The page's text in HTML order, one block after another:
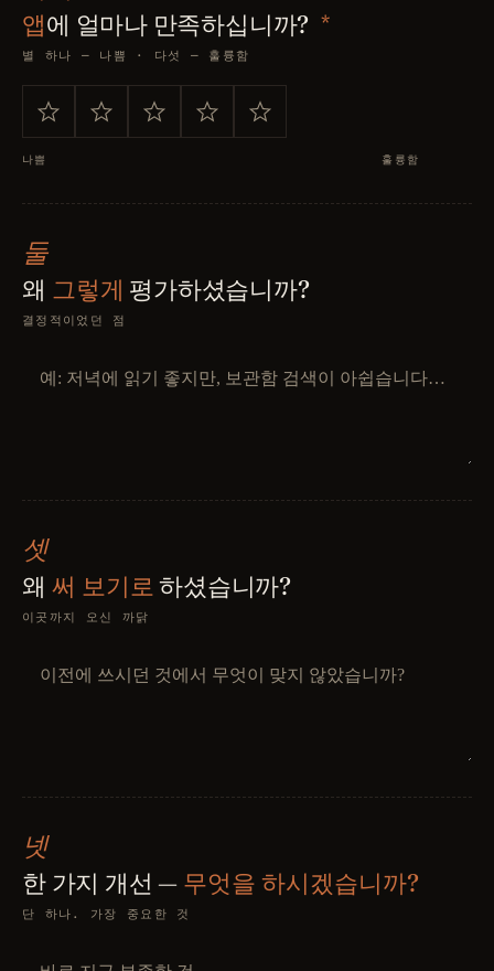
앱에 얼마나 만족하십니까? *
별 하나 — 나쁨 · 다섯 — 훌륭함
나쁨 훌륭함
둘
왜 그렇게 평가하셨습니까?
결정적이었던 점
셋
왜 써 보기로하셨습니까?
이곳까지 오신 까닭
넷
한 가지 개선 — 무엇을 하시겠습니까?
단 하나. 가장 중요한 것